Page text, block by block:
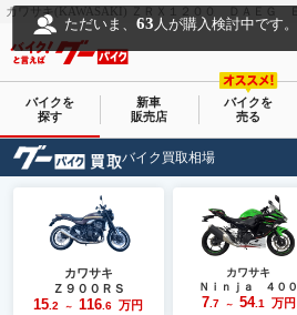
ただいま、63 人が購入検討中です。
バイクを
探す
新車
販売店
バイクを
売る
バイク買取相場
カワサキ
Ｚ９００ＲＳ
15 .2 ～ 116 .6 万円
カワサキ
Ｎｉｎｊａ ４００
7.7 ～ 54.1 万円